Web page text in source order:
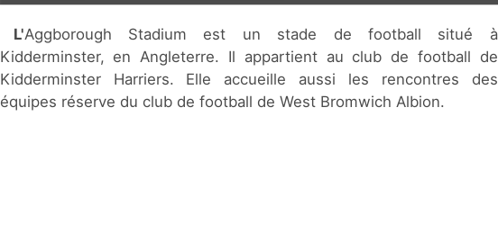
L'Aggborough Stadium est un stade de football situé à
Kidderminster, en Angleterre. Il appartient au club de football de
Kidderminster Harriers. Elle accueille aussi les rencontres des
équipes réserve du club de football de West Bromwich Albion.